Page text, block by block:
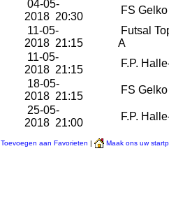
04-05-
2018 20:30
FS
11-05-
2018 21:15
Futsal
A
11-05-
2018 21:15
F.P.
18-05-
2018 21:15
FS
25-05-
2018 21:00
F.P.
Toevoegen aan Favorieten | Maak ons uw